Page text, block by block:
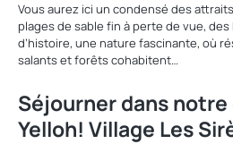
Vous aurez ici un condensé des
plages de sable fin à perte de vue,
d’histoire, une nature fascinante, où
salants et forêts cohabitent…
Séjourner dans
Yelloh! Village Les